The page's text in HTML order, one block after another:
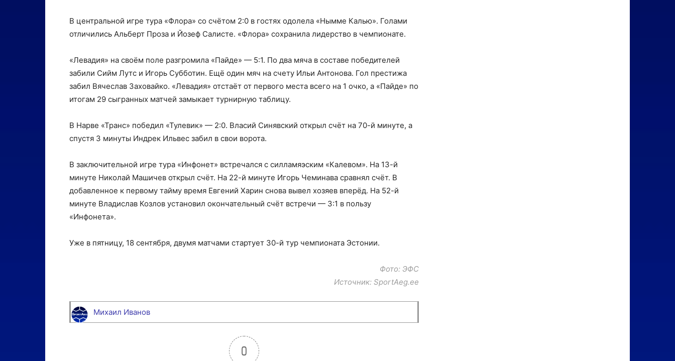
В центральной игре тура «Флора» со счётом 2:0 в гостях одолела «Нымме Калью». Голами
отличились Альберт Проза и Йозеф Салисте. «Флора» сохранила лидерство в чемпионате.
«Левадия» на своём поле разгромила «Пайде» — 5:1. По два мяча в составе победителей
забили Сийм Лутс и Игорь Субботин. Ещё один мяч на счету Ильи Антонова. Гол престижа
забил Вячеслав Заховайко. «Левадия» отстаёт от первого места всего на 1 очко, а «Пайде» по
итогам 29 сыгранных матчей замыкает турнирную таблицу.
В Нарве «Транс» победил «Тулевик» — 2:0. Власий Синявский открыл счёт на 70-й минуте, а
спустя 3 минуты Индрек Ильвес забил в свои ворота.
В заключительной игре тура «Инфонет» встречался с силламяэским «Калевом». На 13-й
минуте Николай Машичев открыл счёт. На 22-й минуте Игорь Чеминава сравнял счёт. В
добавленное к первому тайму время Евгений Харин снова вывел хозяев вперёд. На 52-й
минуте Владислав Козлов установил окончательный счёт встречи — 3:1 в пользу
«Инфонета».
Уже в пятницу, 18 сентября, двумя матчами стартует 30-й тур чемпионата Эстонии.
Фото: ЭФС
Источник: SportAeg.ee
Михаил Иванов
0